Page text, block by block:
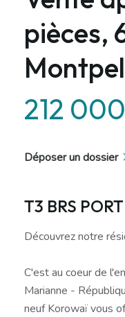
pièces,
212
Déposer un dossier
T3 BRS
Découvrez notre
C'est au coeur de
Marianne -
neuf Korowaï vous